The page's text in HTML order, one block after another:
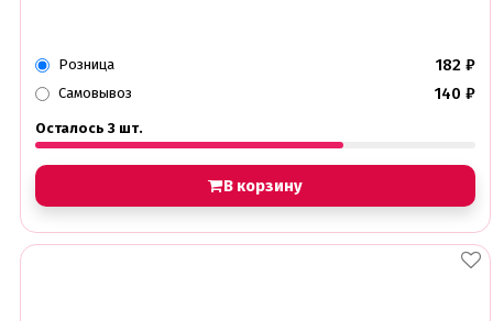
Розница 182 ₽
Самовывоз 140 ₽
Осталось 3 шт.
В корзину